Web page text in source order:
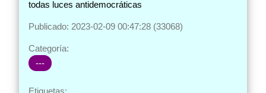
todas luces antidemocráticas
Publicado: 2023-02-09 00:47:28 (33068)
Categoría:
---
Etiquetas: